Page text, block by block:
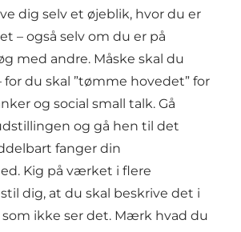
dig selv et øjeblik, hvor du er
– også selv om du er på
med andre. Måske skal du
for du skal ”tømme hovedet” for
og social small talk. Gå
og gå hen til det
fanger din
Kig på værket i flere
dig, at du skal beskrive det i
som ikke ser det. Mærk hvad du